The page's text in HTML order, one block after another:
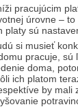
pracujúcim
úrovne –
platy sú
si musieť
pracuje, sú
doma,
ich platom
by mali